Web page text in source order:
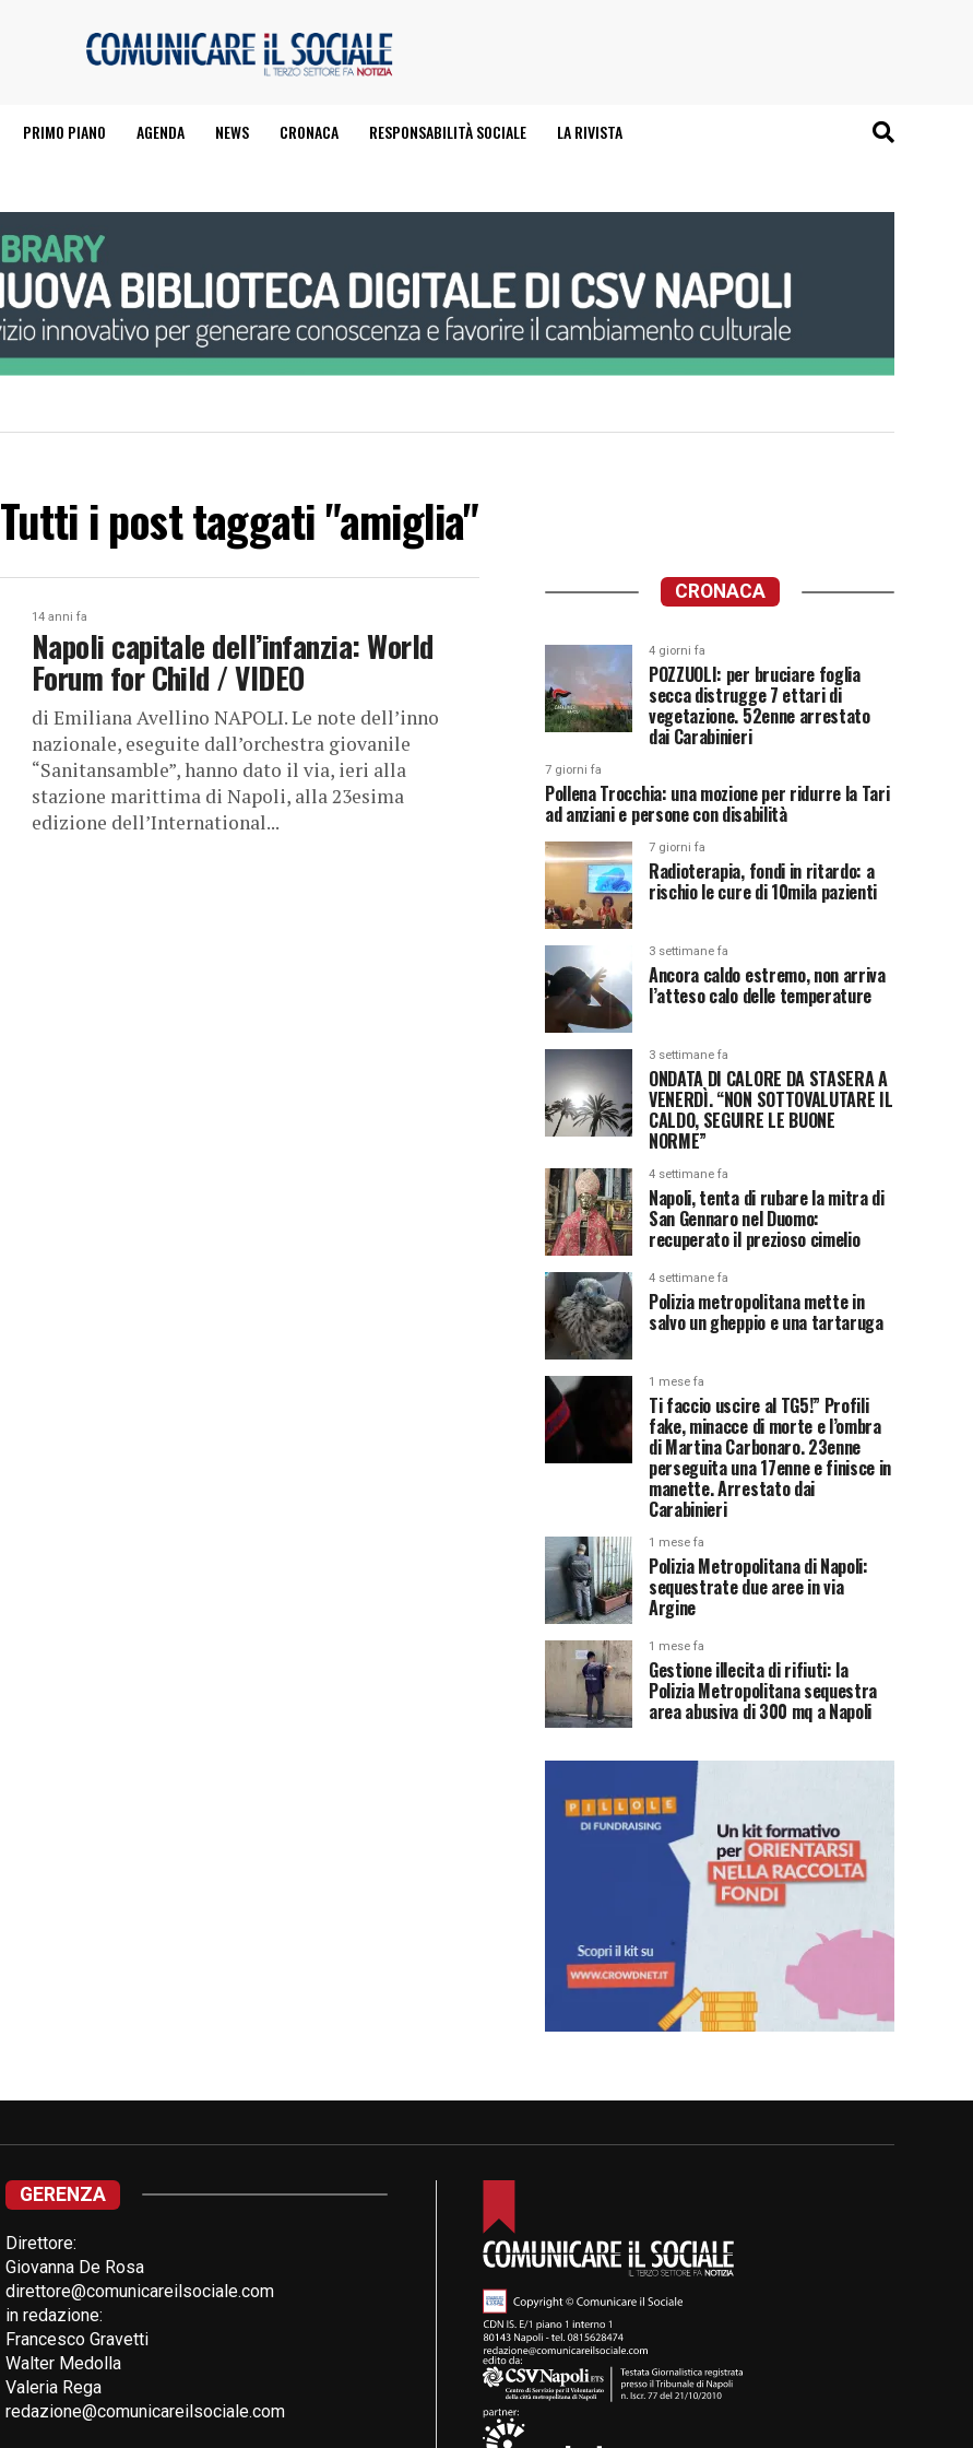
PRIMO PIANO AGENDA NEWS CRONACA RESPONSABILITÀ SOCIALE LA RIVISTA
Tutti i post taggati "amiglia"
14 anni fa
Napoli capitale dell’infanzia: World
Forum for Child / VIDEO
di Emiliana Avellino NAPOLI. Le note dell’inno
nazionale, eseguite dall’orchestra giovanile
“Sanitansamble”, hanno dato il via, ieri alla
stazione marittima di Napoli, alla 23esima
edizione dell’International...
CRONACA
4 giorni fa
POZZUOLI: per bruciare foglia
secca distrugge 7 ettari di
vegetazione. 52enne arrestato
dai Carabinieri
7 giorni fa
Pollena Trocchia: una mozione per ridurre la Tari
ad anziani e persone con disabilità
7 giorni fa
Radioterapia, fondi in ritardo: a
rischio le cure di 10mila pazienti
3 settimane fa
Ancora caldo estremo, non arriva
l’atteso calo delle temperature
3 settimane fa
ONDATA DI CALORE DA STASERA A
VENERDÌ. “NON SOTTOVALUTARE IL
CALDO, SEGUIRE LE BUONE
NORME”
4 settimane fa
Napoli, tenta di rubare la mitra di
San Gennaro nel Duomo:
recuperato il prezioso cimelio
4 settimane fa
Polizia metropolitana mette in
salvo un gheppio e una tartaruga
1 mese fa
Ti faccio uscire al TG5!” Profili
fake, minacce di morte e l’ombra
di Martina Carbonaro. 23enne
perseguita una 17enne e finisce in
manette. Arrestato dai
Carabinieri
1 mese fa
Polizia Metropolitana di Napoli:
sequestrate due aree in via
Argine
1 mese fa
Gestione illecita di rifiuti: la
Polizia Metropolitana sequestra
area abusiva di 300 mq a Napoli
GERENZA
Direttore:
Giovanna De Rosa
direttore@comunicareilsociale.com
in redazione:
Francesco Gravetti
Walter Medolla
Valeria Rega
redazione@comunicareilsociale.com